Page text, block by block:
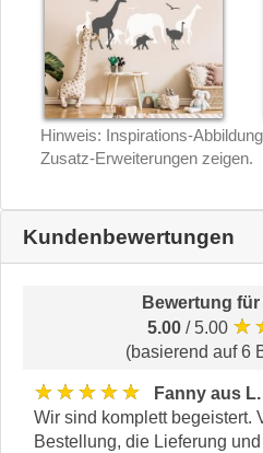
Hinweis: Inspirations-
Zusatz-Erweiterungen zeigen.
Kundenbewertungen
Bewertung für
5.00 / 5.00
(basierend auf 6
★★★★★
Fanny aus L.
Wir sind komplett begeistert.
Bestellung, die Lieferung